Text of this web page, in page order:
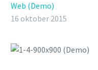
Web (Demo)
16 oktober 2015